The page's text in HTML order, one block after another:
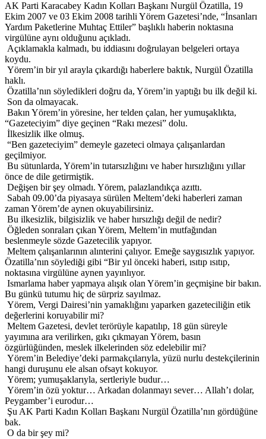
AK Parti Karacabey Kadın Kolları Başkanı Nurgül Özatilla, 19
Ekim 2007 ve 03 Ekim 2008 tarihli Yörem Gazetesi’nde, “İnsanları
Yardım Paketlerine Muhtaç Ettiler” başlıklı haberin noktasına
virgülüne aynı olduğunu açıkladı.
Açıklamakla kalmadı, bu iddiasını doğrulayan belgeleri ortaya
koydu.
Yörem’in bir yıl arayla çıkardığı haberlere baktık, Nurgül Özatilla
haklı.
Özatilla’nın söyledikleri doğru da, Yörem’in yaptığı bu ilk değil ki.
Son da olmayacak.
Bakın Yörem’in yöresine, her telden çalan, her yumuşaklıkta,
“Gazeteciyim” diye geçinen “Rakı mezesi” dolu.
İlkesizlik ilke olmuş.
“Ben gazeteciyim” demeyle gazeteci olmaya çalışanlardan
geçilmiyor.
Bu sütunlarda, Yörem’in tutarsızlığını ve haber hırsızlığını yıllar
önce de dile getirmiştik.
Değişen bir şey olmadı. Yörem, palazlandıkça azıttı.
Sabah 09.00’da piyasaya sürülen Meltem’deki haberleri zaman
zaman Yörem’de aynen okuyabilirsiniz.
Bu ilkesizlik, bilgisizlik ve haber hırsızlığı değil de nedir?
Öğleden sonraları çıkan Yörem, Meltem’in mutfağından
beslenmeyle sözde Gazetecilik yapıyor.
Meltem çalışanlarının alınterini çalıyor. Emeğe saygısızlık yapıyor.
Özatilla’nın söylediği gibi “Bir yıl önceki haberi, ısıtıp ısıtıp,
noktasına virgülüne aynen yayınlıyor.
Ismarlama haber yapmaya alışık olan Yörem’in geçmişine bir bakın.
Bu günkü tutumu hiç de sürpriz sayılmaz.
Yörem, Vergi Dairesi’nin yamaklığını yaparken gazeteciliğin etik
değerlerini koruyabilir mi?
Meltem Gazetesi, devlet terörüyle kapatılıp, 18 gün süreyle
yayımına ara verilirken, gıkı çıkmayan Yörem, basın
özgürlüğünden, meslek ilkelerinden söz edelebilir mi?
Yörem’in Belediye’deki parmakçılarıyla, yüzü nurlu destekçilerinin
hangi duruşunu ele alsan ofsayt kokuyor.
Yörem; yumuşaklarıyla, sertleriyle budur…
Yörem’in özü yoktur… Arkadan dolanmayı sever… Allah’ı dolar,
Peygamber’i eurodur…
Şu AK Parti Kadın Kolları Başkanı Nurgül Özatilla’nın gördüğüne
bak.
O da bir şey mi?